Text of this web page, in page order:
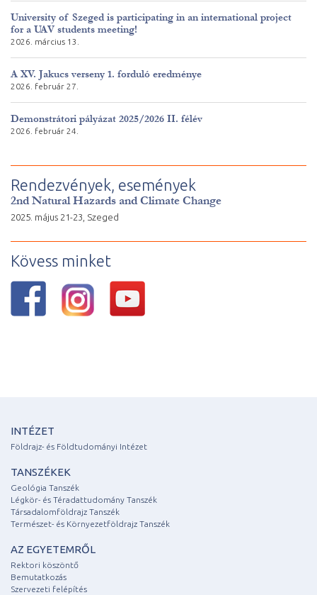
University of Szeged is participating in an international project
for a UAV students meeting!
2026. március 13.
A XV. Jakucs verseny 1. forduló eredménye
2026. február 27.
Demonstrátori pályázat 2025/2026 II. félév
2026. február 24.
Rendezvények, események
2nd Natural Hazards and Climate Change
2025. május 21-23, Szeged
Kövess minket
INTÉZET
Földrajz- és Földtudományi Intézet
TANSZÉKEK
Geológia Tanszék
Légkör- és Téradattudomány Tanszék
Társadalomföldrajz Tanszék
Természet- és Környezetföldrajz Tanszék
AZ EGYETEMRŐL
Rektori köszöntő
Bemutatkozás
Szervezeti felépítés